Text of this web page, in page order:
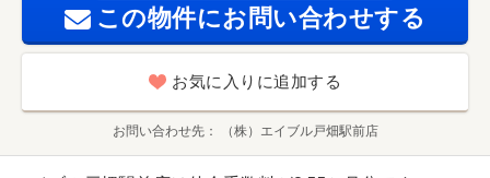
この物件にお問い合わせする
お気に入りに追加する
お問い合わせ先 （株）エイブル戸畑駅前店